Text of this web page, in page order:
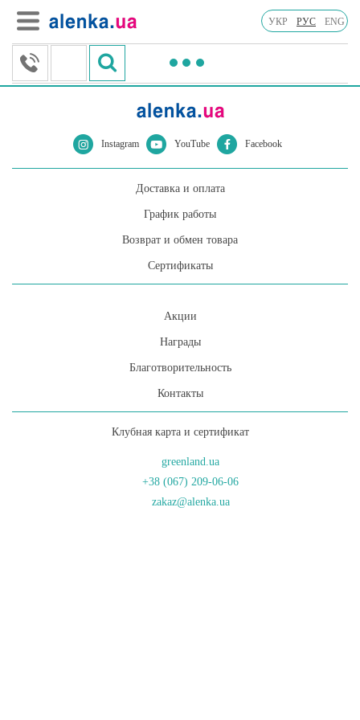
УКР РУС ENG
Instagram YouTube Facebook
Доставка и оплата
График работы
Возврат и обмен товара
Сертификаты
Акции
Награды
Благотворительность
Контакты
Клубная карта и сертификат
greenland.ua
+38 (067) 209-06-06
zakaz@alenka.ua